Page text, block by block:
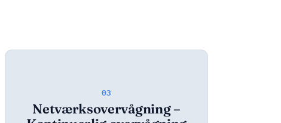
03
Netværksovervågning –